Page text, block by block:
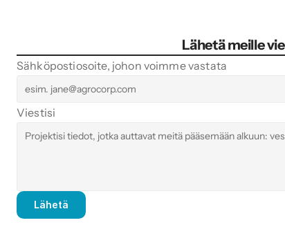
Lähetä meille
Sähköpostiosoite, johon voimme vastata
Viestisi
Lähetä